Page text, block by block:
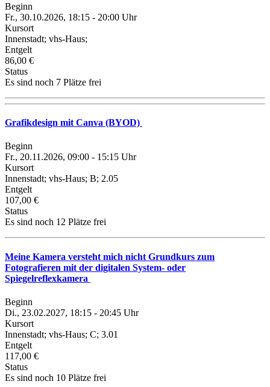
Beginn
Fr., 30.10.2026, 18:15 - 20:00 Uhr
Kursort
Innenstadt; vhs-Haus;
Entgelt
86,00 €
Status
Es sind noch 7 Plätze frei
Grafikdesign mit Canva (BYOD)
Beginn
Fr., 20.11.2026, 09:00 - 15:15 Uhr
Kursort
Innenstadt; vhs-Haus; B; 2.05
Entgelt
107,00 €
Status
Es sind noch 12 Plätze frei
Meine Kamera versteht mich nicht Grundkurs zum
Fotografieren mit der digitalen System- oder
Spiegelreflexkamera
Beginn
Di., 23.02.2027, 18:15 - 20:45 Uhr
Kursort
Innenstadt; vhs-Haus; C; 3.01
Entgelt
117,00 €
Status
Es sind noch 10 Plätze frei